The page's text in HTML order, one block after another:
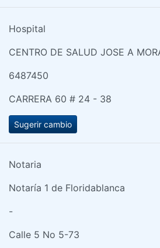
Hospital
CENTRO DE SALUD JOSE A
6487450
CARRERA 60 # 24 - 38
Sugerir cambio
Notaria
Notaría 1 de Floridablanca
-
Calle 5 No 5-73